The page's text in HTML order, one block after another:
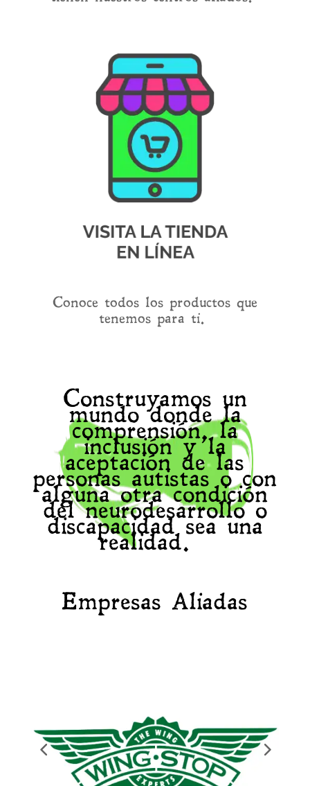
Conoce todos los productos que
tenemos para ti.
Construyamos un
mundo donde la
comprensión, la
inclusión y la
aceptación de las
personas autistas o con
alguna otra condición
del neurodesarrollo o
discapacidad sea una
realidad.
Empresas Aliadas